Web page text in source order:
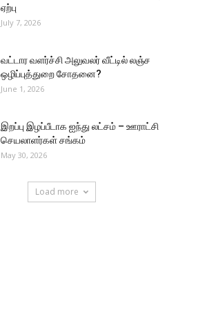
ஏற்பு
July 7, 2026
வட்டார வளர்ச்சி அலுவலர் வீட்டில் லஞ்ச
ஒழிப்புத்துறை சோதனை?
June 1, 2026
இறப்பு இழப்பீடாக ஐந்து லட்சம் – ஊராட்சி
செயலாளர்கள் சங்கம்
May 30, 2026
Load more